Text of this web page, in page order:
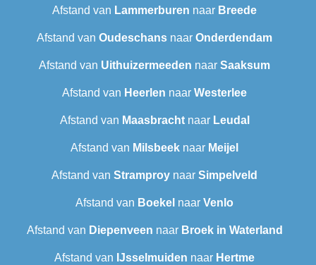
Afstand van Lammerburen naar Breede
Afstand van Oudeschans naar Onderdendam
Afstand van Uithuizermeeden naar Saaksum
Afstand van Heerlen naar Westerlee
Afstand van Maasbrachtnaar Leudal‎
Afstand van Milsbeek naar Meijel
Afstand van Stramproy naar Simpelveld
Afstand van Boekel naar Venlo
Afstand van Diepenveen naar Broek in Waterland
Afstand van IJsselmuiden naar Hertme